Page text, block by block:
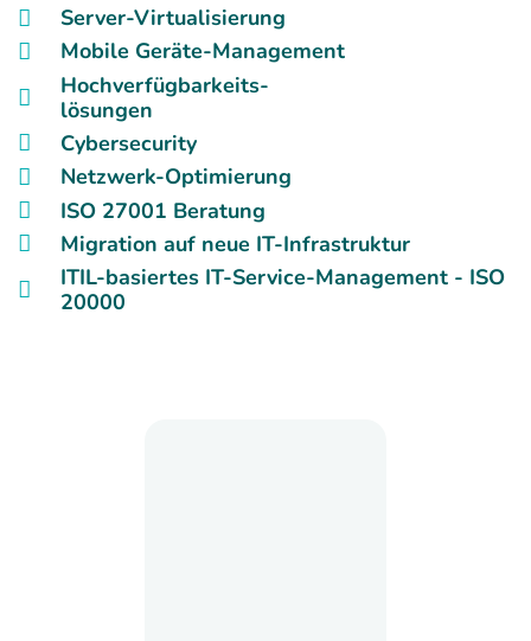
Server-Virtualisierung
Mobile Geräte-Management
Hochverfügbarkeits-
lösungen
Cybersecurity
Netzwerk-Optimierung
ISO 27001 Beratung
Migration auf neue IT-Infrastruktur
ITIL-basiertes IT-Service-Management - ISO
20000